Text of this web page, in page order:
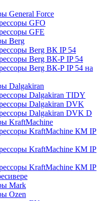
General Force
GFO
GFE
Berg
Berg ВК IP 54
Berg ВК-Р IP 54
Berg ВК-Р IP 54 на
Dalgakiran
Dalgakiran TIDY
Dalgakiran DVK
Dalgakiran DVK D
KraftMachine
KraftMachine КМ IP
KraftMachine КМ IP
KraftMachine КМ IP
Mark
Ozen